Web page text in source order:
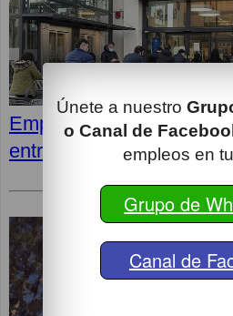
Únete a nuestro
o Canal de
empleos en
Grupo de
Canal de
Empleos en LIDL: Cómo
entrevista y opiniones de